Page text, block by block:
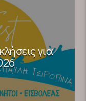
για